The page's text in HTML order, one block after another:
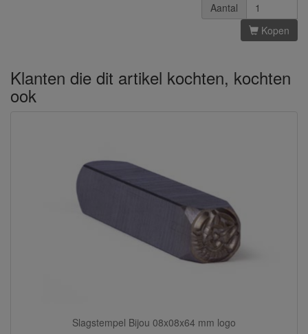
Aantal
Kopen
Klanten die dit artikel kochten, kochten
ook
Slagstempel Bijou 08x08x64 mm logo